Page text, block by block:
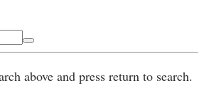
above and press return to search.